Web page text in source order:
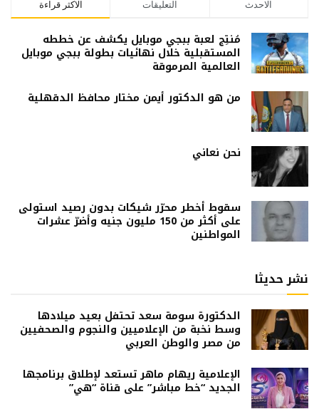
الاكثر قراءة التعليقات الاحدث
مُنتِج لعبة ببجي موبايل يكشف عن خططه
المستقبلية خلال نهائيات بطولة ببجي موبايل
العالمية المرموقة
من هو الدكتور أيمن مختار محافظ الدقهلية
نحن نعاني
سقوط أخطر محرّر شيكات بدون رصيد استولى
على أكثر من 150 مليون جنيه وأضرّ عشرات
المواطنين
نشر حديثا
الدكتورة سومة سعد تحتفل بعيد ميلادها
وسط نخبة من الإعلاميين والنجوم والصحفيين
من مصر والوطن العربي
الإعلامية ريهام ماهر تستعد لإطلاق برنامجها
الجديد “خط مباشر” على قناة “هي”